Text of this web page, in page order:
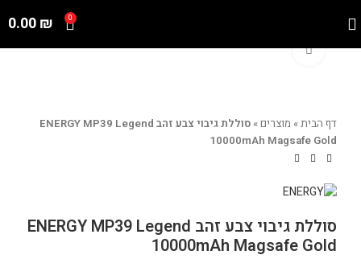
0
0.00₪
Click to enlarge
דף הבית» מוצרים»
סוללת גיבוי צבע זהב ENERGY MP39 Legend
10000mAh Magsafe Gold
סוללת גיבוי צבע זהב ENERGY MP39 Legend
10000mAh Magsafe Gold